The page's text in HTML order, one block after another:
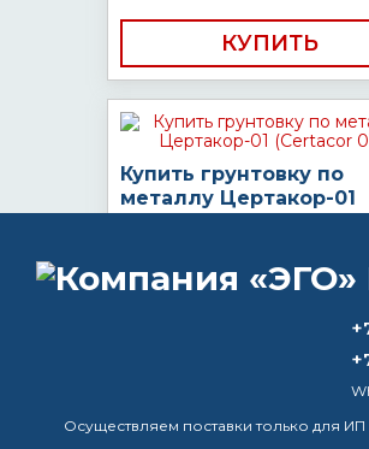
КУПИТЬ
Купить грунтовку по
металлу Цертакор-01
Цена: от 560руб/
Осуществляем поставки только для